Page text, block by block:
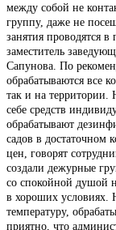
между собой не
группу, даже не
занятия проводятся
заместитель
Сапунова. По
обрабатываются все
так и на территории.
себе средств
обрабатывают
садов в достаточном
цен, говорят
создали дежурные
со спокойной душой
в хороших условиях.
температуру,
приятно, что